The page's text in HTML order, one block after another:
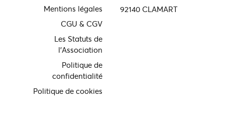
Mentions légales
CGU & CGV
Les Statuts de
l'Association
Politique de
confidentialité
Politique de cookies
92140 CLAMART